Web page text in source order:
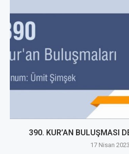
390. KUR’AN BULUŞMASI
17 Nisan 2023